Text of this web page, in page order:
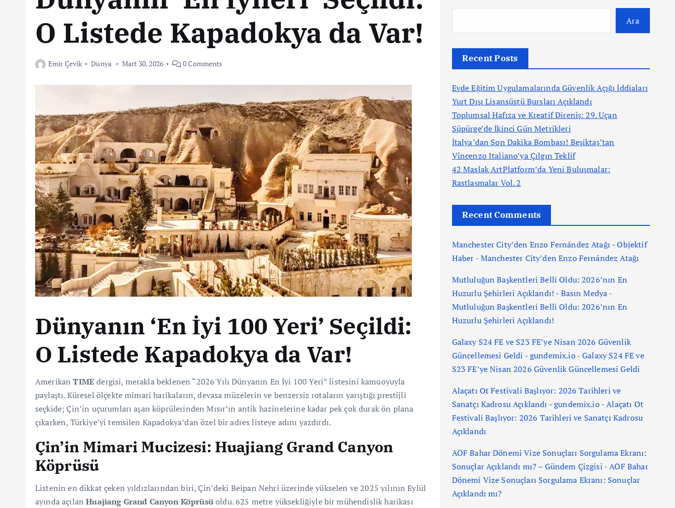
O Listede Kapadokya da Var!
Emir Çevik Dünya Mart 30, 2026 0 Comments
Dünyanın ‘En İyi 100 Yeri’ Seçildi:
O Listede Kapadokya da Var!
AmerikanTIME dergisi, merakla beklenen “2026 Yılı Dünyanın En İyi 100 Yeri” listesini kamuoyuyla
paylaştı. Küresel ölçekte mimari harikaların, devasa müzelerin ve benzersiz rotaların yarıştığı prestijli
seçkide; Çin’in uçurumları aşan köprülerinden Mısır’ın antik hazinelerine kadar pek çok durak ön plana
çıkarken, Türkiye’yi temsilen Kapadokya’dan özel bir adres listeye adını yazdırdı.
Çin’in Mimari Mucizesi: Huajiang Grand Canyon
Köprüsü
Listenin en dikkat çeken yıldızlarından biri, Çin’deki Beipan Nehri üzerinde yükselen ve 2025 yılının Eylül
ayında açılanHuajiang Grand Canyon Köprüsüoldu. 625 metre yüksekliğiyle bir mühendislik harikası
Ara
Recent Posts
Evde Eğitim Uygulamalarında Güvenlik Açığı İddiaları
Yurt Dışı Lisansüstü Bursları Açıklandı
Toplumsal Hafıza ve Kreatif Direniş: 29. Uçan
Süpürge’de İkinci Gün Metrikleri
İtalya’dan Son Dakika Bombası! Beşiktaş’tan
Vincenzo Italiano’ya Çılgın Teklif
42 Maslak ArtPlatform’da Yeni Buluşmalar:
Rastlaşmalar Vol. 2
Recent Comments
Manchester City’den Enzo Fernández Atağı - Objektif
Haber -Manchester City’den Enzo Fernández Atağı
Mutluluğun Başkentleri Belli Oldu: 2026’nın En
Huzurlu Şehirleri Açıklandı! - Basın Medya-
Mutluluğun Başkentleri Belli Oldu: 2026’nın En
Huzurlu Şehirleri Açıklandı!
Galaxy S24 FE ve S23 FE’ye Nisan 2026 Güvenlik
Güncellemesi Geldi - gundemix.io-Galaxy S24 FE ve
S23 FE’ye Nisan 2026 Güvenlik Güncellemesi Geldi
Alaçatı Ot Festivali Başlıyor: 2026 Tarihleri ve
Sanatçı Kadrosu Açıklandı - gundemix.io-Alaçatı Ot
Festivali Başlıyor: 2026 Tarihleri ve Sanatçı Kadrosu
Açıklandı
AÖF Bahar Dönemi Vize Sonuçları Sorgulama Ekranı:
Sonuçlar Açıklandı mı? – Gündem Çizgisi -AÖF Bahar
Dönemi Vize Sonuçları Sorgulama Ekranı: Sonuçlar
Açıklandı mı?